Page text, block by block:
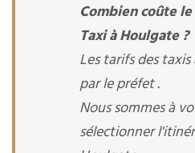
Combien coûte
Taxi à Houlgate ?
Les tarifs des
par le préfet .
Nous sommes à
sélectionner